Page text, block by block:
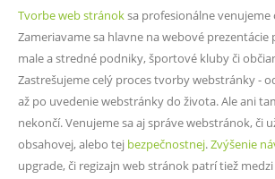
Tvorbe web stránoksa profesionálne venujeme
Zameriavame sa hlavne na webové
male a stredné podniky, športové kluby či
Zastrešujeme celý proces tvorby webstránky -
až po uvedenie webstránky do života. Ale ani
nekončí. Venujeme sa aj správe webstránok, či
obsahovej, alebo tej bezpečnostnej.Zvýšenie
upgrade, či regizajn web stránok patrí tiež